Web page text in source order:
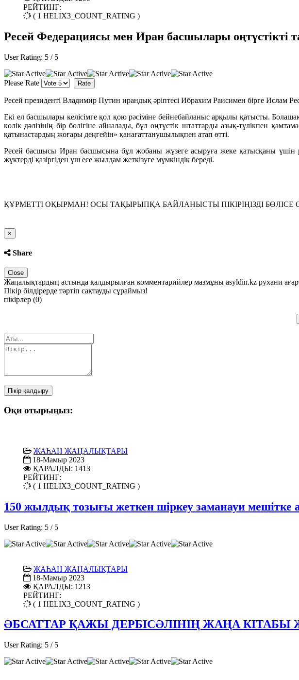
РЕЙТИНГ:
( 1 HELIX3_COUNT_RATING )
Ресей Федерациясы мен Иран басшылары оңтүстікті
User Rating: 5 / 5
Please Rate
Ресей президенті Владимир Путин ирандық әріптесі Ибрахим Раисимен бірге Ислам
Екі ел басшылары келісімге қол қою рәсіміне бейнебайланыс арқылы қатысты.
көлік дәлізінің бір бөлігіне айналады, бұл оңтүстік штаттарды азық-түлікпен
қатынастардың жоғары деңгейін» қанағаттанушылықпен атап өтті.
Ресей басшысы Иран басшысына бұл жобаны жүзеге асыруға жеке қатысқаны үшін
жүктерді қазіргіден үш есе жылдам жеткізуге мүмкіндік береді.
ҚҰРМЕТТІ ОҚЫРМАН! ОСЫ ТАҚЫРЫПҚА БАЙЛАНЫСТЫ ПІКІРІҢІЗДІ БӨЛІСЕ
×
Share
Close
Жаңалықтардың астында қалдырылған комментарийлер мазмұны asyldin.kz рухани
Пікір білдірерде тәртіп сақтауды сұраймыз!
пікірлер (0)
Пікір қалдыру
Оқи отырыңыз:
ЖАҺАН ЖАҢАЛЫҚТАРЫ
18-Мамыр 2023
ҚАРАЛДЫ: 1413
РЕЙТИНГ:
( 1 HELIX3_COUNT_RATING )
150 жылдық тозығы жеткен шіркеу заманауи мешітке
User Rating: 5 / 5
ЖАҺАН ЖАҢАЛЫҚТАРЫ
18-Мамыр 2023
ҚАРАЛДЫ: 1213
РЕЙТИНГ:
( 1 HELIX3_COUNT_RATING )
ӘБСАТТАР ҚАЖЫ ДЕРБІСӘЛІНІҢ ЖАҢА КІТАБЫ
User Rating: 5 / 5